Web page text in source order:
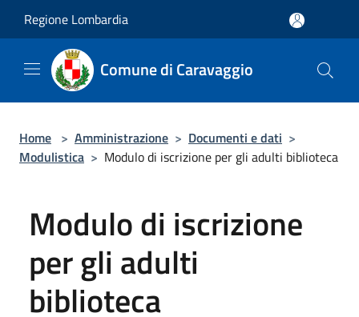
Regione Lombardia
Comune di Caravaggio
Home > Amministrazione > Documenti e dati >
Modulistica > Modulo di iscrizione per gli adulti biblioteca
Modulo di iscrizione
per gli adulti
biblioteca